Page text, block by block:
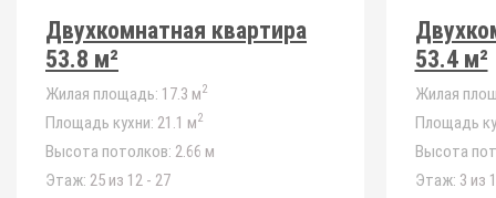
Двухкомнатная квартира
53.8 м²
Жилая площадь: 17.3 м2
Площадь кухни: 21.1 м2
Высота потолков: 2.66 м
Этаж: 25 из 12 - 27
53.4 м²
Жилая
Площадь
Высота
Этаж: 3 из